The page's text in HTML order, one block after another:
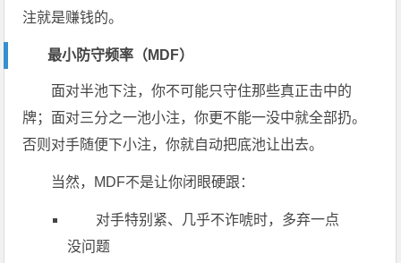
注就是赚钱的。
最小防守频率（MDF）
面对半池下注，你不可能只守住那些真正击中的
牌；面对三分之一池小注，你更不能一没中就全部扔。
否则对手随便下小注，你就自动把底池让出去。
当然，MDF不是让你闭眼硬跟：
对手特别紧、几乎不诈唬时，多弃一点
没问题